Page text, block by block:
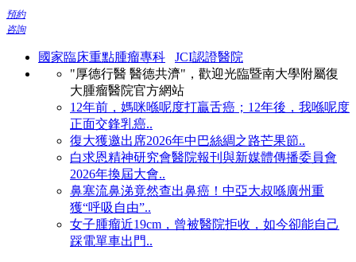
預約
咨詢
國家臨床重點腫瘤專科
JCI認證醫院
"厚德行醫 醫德共濟"，歡迎光臨暨南大學附屬復
大腫瘤醫院官方網站
12年前，媽咪喺呢度打贏舌癌；12年後，我喺呢度
正面交鋒乳癌..
復大獲邀出席2026年中巴絲綢之路芒果節..
白求恩精神研究會醫院報刊與新媒體傳播委員會
2026年換屆大會..
鼻塞流鼻涕竟然查出鼻癌！中亞大叔喺廣州重
獲“呼吸自由”..
女子腫瘤近19cm，曾被醫院拒收，如今卻能自己
踩電單車出門..